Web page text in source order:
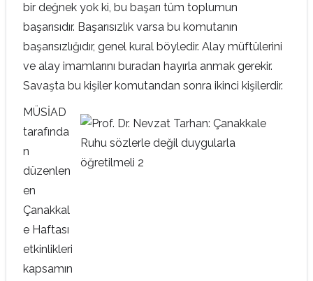
bir değnek yok ki, bu başarı tüm toplumun
başarısıdır. Başarısızlık varsa bu komutanın
başarısızlığıdır, genel kural böyledir. Alay müftülerini
ve alay imamlarını buradan hayırla anmak gerekir.
Savaşta bu kişiler komutandan sonra ikinci kişilerdir.
MÜSİAD
tarafında
n
düzenlen
en
Çanakkal
e Haftası
etkinlikleri
kapsamın